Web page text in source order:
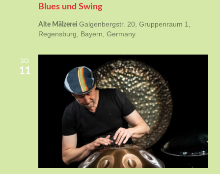
Blues und Swing
Alte Mälzerei Galgenbergstr. 20, Gruppenraum 1,
Regensburg, Bayern, Germany
SO.
11